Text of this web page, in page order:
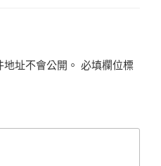
址不會公開。 必填欄位標